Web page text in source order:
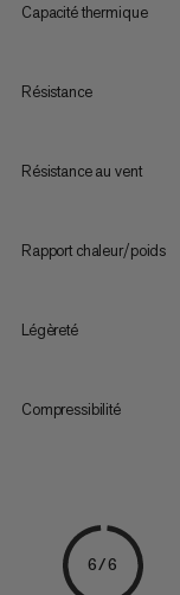
Capacité thermique
Résistance
Résistance au vent
Rapport chaleur/poids
Légèreté
Compressibilité
6/6